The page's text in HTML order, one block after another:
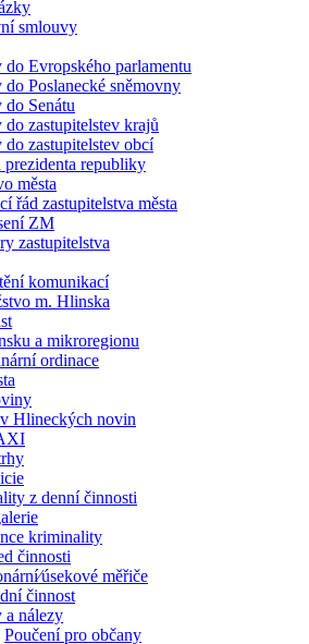
smlouvy
do Evropského parlamentu
do Poslanecké sněmovny
do Senátu
do zastupitelstev krajů
do zastupitelstev obcí
prezidenta republiky
města
řád zastupitelstva města
ZM
zastupitelstva
komunikací
m. Hlinska
a mikroregionu
ordinace
Hlineckých novin
z denní činnosti
kriminality
činnosti
měřiče
činnost
a nálezy
Poučení pro občany